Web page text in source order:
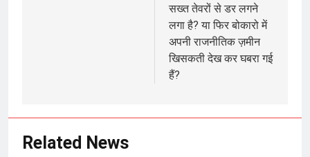
सख्त तेवरों से डर लगने
लगा है? या फिर बोकारो में
अपनी राजनीतिक ज़मीन
खिसकती देख कर घबरा गई
हैं?
Related News